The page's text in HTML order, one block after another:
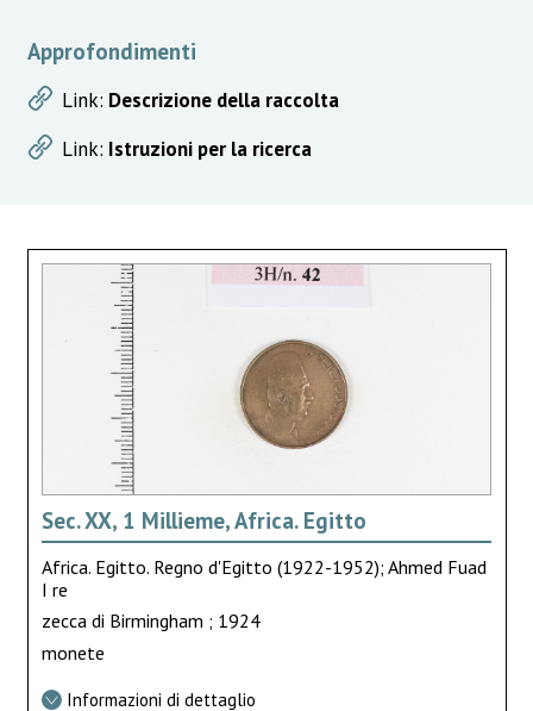
Approfondimenti
Link: Descrizione della raccolta
Link: Istruzioni per la ricerca
Sec. XX, 1 Millieme, Africa. Egitto
Africa. Egitto. Regno d'Egitto (1922-1952); Ahmed Fuad
I re
zecca di Birmingham ; 1924
monete
Informazioni di dettaglio